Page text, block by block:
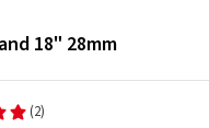
18" 28mm
(2)